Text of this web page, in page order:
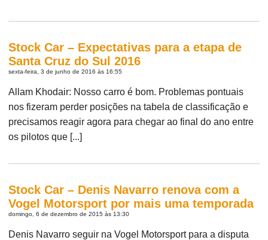
Stock Car – Expectativas para a etapa de
Santa Cruz do Sul 2016
sexta-feira, 3 de junho de 2016 às 16:55
Allam Khodair: Nosso carro é bom. Problemas pontuais
nos fizeram perder posições na tabela de classificação e
precisamos reagir agora para chegar ao final do ano entre
os pilotos que [...]
Stock Car – Denis Navarro renova com a
Vogel Motorsport por mais uma temporada
domingo, 6 de dezembro de 2015 às 13:30
Denis Navarro seguir na Vogel Motorsport para a disputa